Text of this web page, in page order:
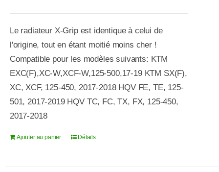
peuvent
choisies
sur
la
page
du
produit
Le radiateur X-Grip est identiqueà celui de
l'origine, tout en étant moitié moins cher !
Compatible pour les modèles suivants: KTM
EXC(F),XC-W,XCF-W,125-500,17-19 KTM SX(F),
XC, XCF, 125-450, 2017-2018 HQV FE, TE, 125-
501, 2017-2019 HQV TC, FC, TX, FX, 125-450,
2017-2018
Ajouter au panier Détails